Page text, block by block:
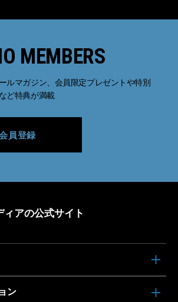
MEMBERS
ルマガジン、会員限定プレゼントや特別
ど特典が満載
員登録
アの公式サイト
ン